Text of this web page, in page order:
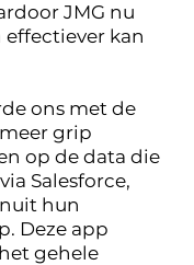
JMG nu
kan
ons met de
grip
op de data die
Salesforce,
hun
Deze app
gehele